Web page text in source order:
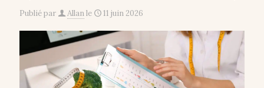
Publié par Allanle 11 juin 2026